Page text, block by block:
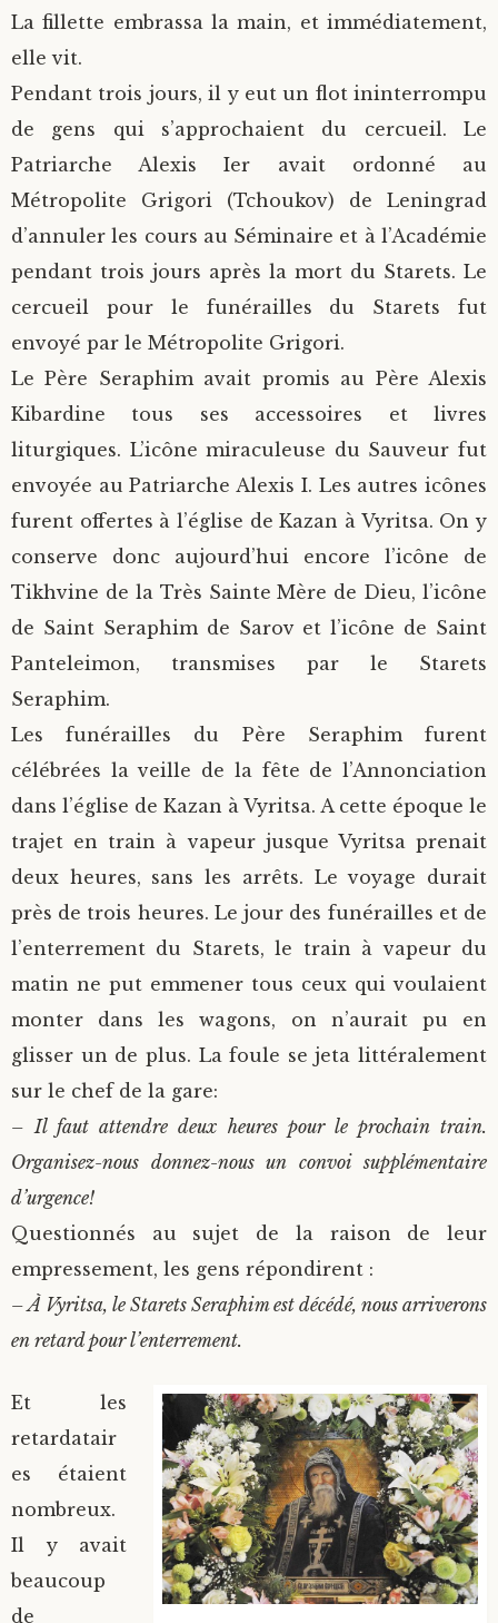
La fillette embrassa la main, et immédiatement,
elle vit.
Pendant trois jours, il y eut un flot ininterrompu
de gens qui s’approchaient du cercueil. Le
Patriarche Alexis Ier avait ordonné au
Métropolite Grigori (Tchoukov) de Leningrad
d’annuler les cours au Séminaire et à l’Académie
pendant trois jours après la mort du Starets. Le
cercueil pour le funérailles du Starets fut
envoyé par le Métropolite Grigori.
Le Père Seraphim avait promis au Père Alexis
Kibardine tous ses accessoires et livres
liturgiques. L’icône miraculeuse du Sauveur fut
envoyée au Patriarche Alexis I. Les autres icônes
furent offertes à l’église de Kazan à Vyritsa. On y
conserve donc aujourd’hui encore l’icône de
Tikhvine de la Très Sainte Mère de Dieu, l’icône
de Saint Seraphim de Sarov et l’icône de Saint
Panteleimon, transmises par le Starets
Seraphim.
Les funérailles du Père Seraphim furent
célébrées la veille de la fête de l’Annonciation
dans l’église de Kazan à Vyritsa. A cette époque le
trajet en train à vapeur jusque Vyritsa prenait
deux heures, sans les arrêts. Le voyage durait
près de trois heures. Le jour des funérailles et de
l’enterrement du Starets, le train à vapeur du
matin ne put emmener tous ceux qui voulaient
monter dans les wagons, on n’aurait pu en
glisser un de plus. La foule se jeta littéralement
sur le chef de la gare:
– Il faut attendre deux heures pour le prochain train.
Organisez-nous donnez-nous un convoi supplémentaire
d’urgence!
Questionnés au sujet de la raison de leur
empressement, les gens répondirent :
– À Vyritsa, le Starets Seraphim est décédé, nous arriverons
en retard pour l’enterrement.
Et les
retardatair
es étaient
nombreux.
Il y avait
beaucoup
de